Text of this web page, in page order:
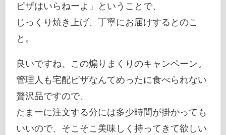
ピザはいらねーよ」ということで、
じっくり焼き上げ、丁寧にお届けするとのこ
と。
良いですね、この煽りまくりのキャンペーン。
管理人も宅配ピザなんてめったに食べられない
贅沢品ですので、
たまーに注文する分には多少時間が掛かっても
いいので、そこそこ美味しく持ってきて欲しい